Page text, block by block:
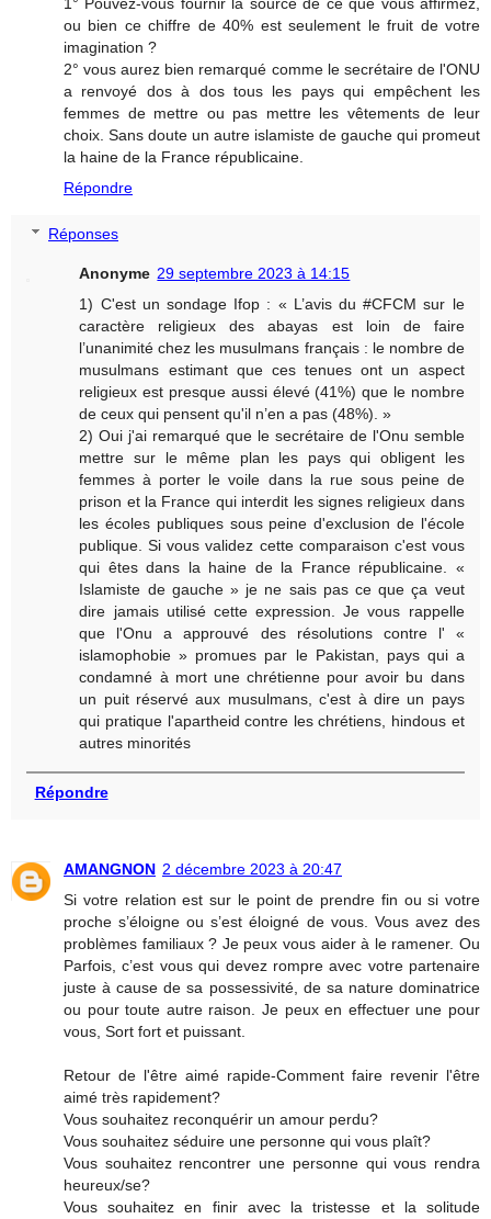
1° Pouvez-vous fournir la source de ce que vous affirmez,
ou bien ce chiffre de 40% est seulement le fruit de votre
imagination ?
2° vous aurez bien remarqué comme le secrétaire de l'ONU
a renvoyé dos à dos tous les pays qui empêchent les
femmes de mettre ou pas mettre les vêtements de leur
choix. Sans doute un autre islamiste de gauche qui promeut
la haine de la France républicaine.
Répondre
Réponses
Anonyme 29 septembre 2023 à 14:15
1) C'est un sondage Ifop : « L’avis du #CFCM sur le
caractère religieux des abayas est loin de faire
l’unanimité chez les musulmans français : le nombre de
musulmans estimant que ces tenues ont un aspect
religieux est presque aussi élevé (41%) que le nombre
de ceux qui pensent qu'il n’en a pas (48%). »
2) Oui j'ai remarqué que le secrétaire de l'Onu semble
mettre sur le même plan les pays qui obligent les
femmes à porter le voile dans la rue sous peine de
prison et la France qui interdit les signes religieux dans
les écoles publiques sous peine d'exclusion de l'école
publique. Si vous validez cette comparaison c'est vous
qui êtes dans la haine de la France républicaine. «
Islamiste de gauche » je ne sais pas ce que ça veut
dire jamais utilisé cette expression. Je vous rappelle
que l'Onu a approuvé des résolutions contre l' «
islamophobie » promues par le Pakistan, pays qui a
condamné à mort une chrétienne pour avoir bu dans
un puit réservé aux musulmans, c'est à dire un pays
qui pratique l'apartheid contre les chrétiens, hindous et
autres minorités
Répondre
AMANGNON 2 décembre 2023 à 20:47
Si votre relation est sur le point de prendre fin ou si votre
proche s’éloigne ou s’est éloigné de vous. Vous avez des
problèmes familiaux ? Je peux vous aider à le ramener. Ou
Parfois, c’est vous qui devez rompre avec votre partenaire
juste à cause de sa possessivité, de sa nature dominatrice
ou pour toute autre raison. Je peux en effectuer une pour
vous, Sort fort et puissant.
Retour de l'être aimé rapide-Comment faire revenir l'être
aimé très rapidement?
Vous souhaitez reconquérir un amour perdu?
Vous souhaitez séduire une personne qui vous plaît?
Vous souhaitez rencontrer une personne qui vous rendra
heureux/se?
Vous souhaitez en finir avec la tristesse et la solitude